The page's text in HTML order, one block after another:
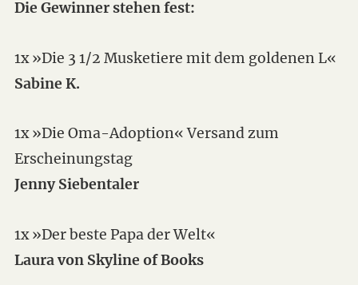
Die Gewinner stehen fest:
1x »Die 3 1/2 Musketiere mit dem goldenen L«
Sabine K.
1x »Die Oma-Adoption« Versand zum
Erscheinungstag
Jenny Siebentaler
1x »Der beste Papa der Welt«
Laura von Skyline of Books